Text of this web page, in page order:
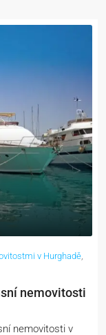
v Hurghadě
nemovitosti
nemovitosti v